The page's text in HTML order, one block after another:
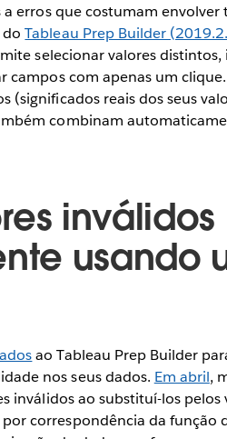
erros que costumam
doTableau Prep Builder
selecionar valores distintos,
campos com apenas um
(significados reais dos seus
combinam
inválidos
usando
ao Tableau Prep Builder
nos seus dados. Em abril,
inválidos ao substituí-los
correspondência da função